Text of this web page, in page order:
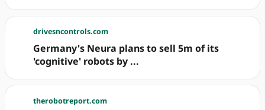
drivesncontrols.com
Germany's Neura plans to sell 5m of its
'cognitive' robots by ...
therobotreport.com